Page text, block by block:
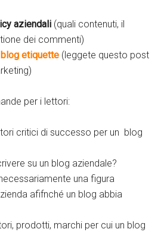
aziendali (quali contenuti, il
dei commenti)
blog etiquette (leggete questo post
per i lettori:
critici di successo per un blog
su un blog aziendale?
una figura
afifnché un blog abbia
prodotti, marchi per cui un blog